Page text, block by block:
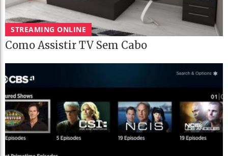
STREAMING ONLINE
Como Assistir TV Sem Cabo